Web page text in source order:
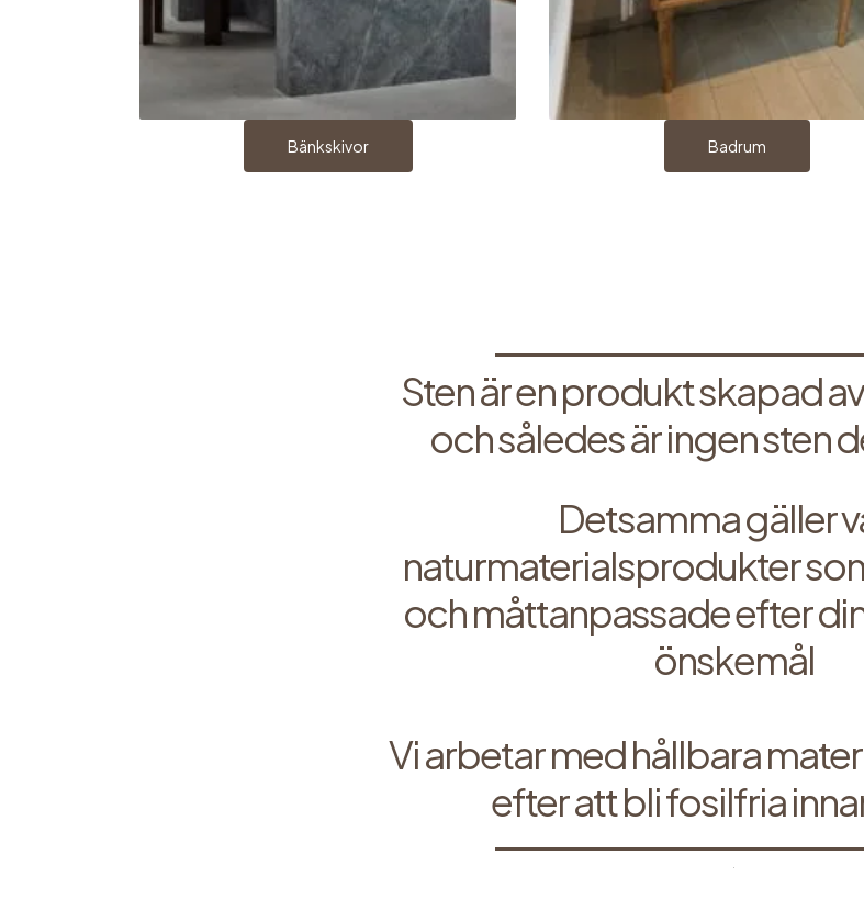
Bänkskivor Badrum
Sten är en produkt skapad
och således är ingen sten
Detsamma gäller
naturmaterialsprodukter
och måttanpassade efter
önskemål
Vi arbetar med hållbara
efter att bli fosilfria